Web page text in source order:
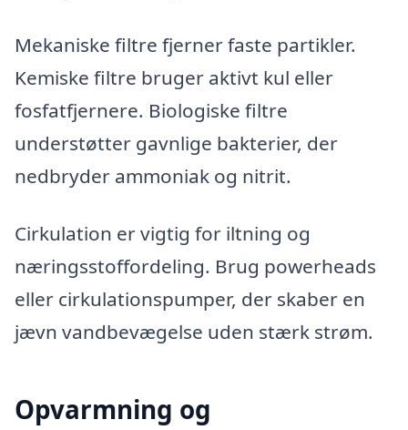
Mekaniske filtre fjerner faste partikler.
Kemiske filtre bruger aktivt kul eller
fosfatfjernere. Biologiske filtre
understøtter gavnlige bakterier, der
nedbryder ammoniak og nitrit.
Cirkulation er vigtig for iltning og
næringsstoffordeling. Brug powerheads
eller cirkulationspumper, der skaber en
jævn vandbevægelse uden stærk strøm.
Opvarmning og